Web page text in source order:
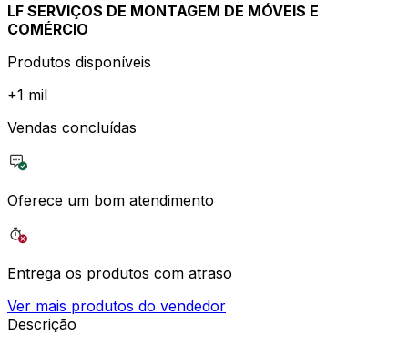
LF SERVIÇOS DE MONTAGEM DE MÓVEIS E
COMÉRCIO
Produtos disponíveis
+1 mil
Vendas concluídas
Oferece um bom atendimento
Entrega os produtos com atraso
Ver mais produtos do vendedor
Descrição